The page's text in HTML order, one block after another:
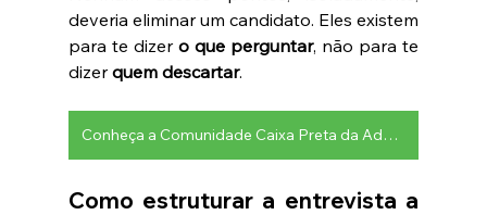
deveria eliminar um candidato. Eles existem
para te dizer o que perguntar, não para te
dizer quem descartar.
Conheça a Comunidade Caixa Preta da Advocacia
Como estruturar a entrevista a